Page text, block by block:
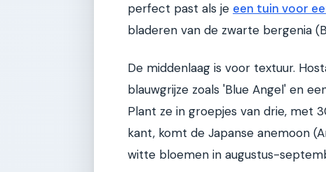
perfect past als je een tuin voor
bladeren van de zwarte bergenia
De middenlaag is voor textuur.
blauwgrijze zoals 'Blue Angel' en
Plant ze in groepjes van drie, met
kant, komt de Japanse anemoon
witte bloemen in augustus-